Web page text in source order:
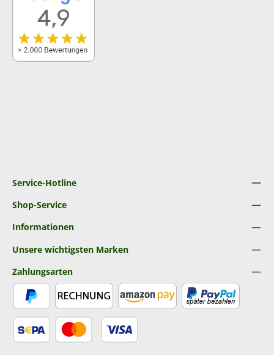
Service-Hotline
Shop-Service
Informationen
Unsere wichtigsten Marken
Zahlungsarten